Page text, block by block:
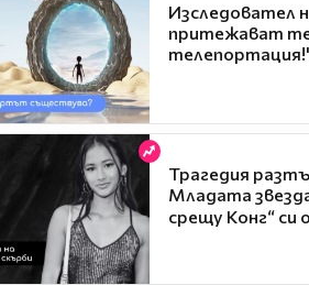
Изследовател
притежават
Трагедия
Младата
срещу Конг“ си